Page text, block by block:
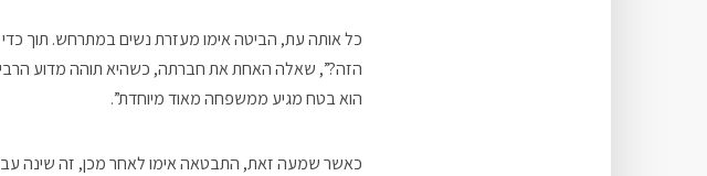
כל אותה עת, הביטה אימו מעזרת נשים במתרחש. תוך
הזה?”, שאלה האחת את חברתה, כשהיא תוהה מדוע הרבי
הוא בטח מגיע ממשפחה מאוד מיוחדת”.
כאשר שמעה זאת, התבטאה אימו לאחר מכן, זה שינה